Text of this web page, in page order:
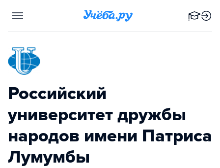
Российский
университет дружбы
народов имени Патриса
Лумумбы